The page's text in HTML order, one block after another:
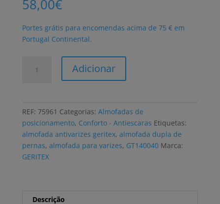
58,00€
Portes grátis para encomendas acima de 75 € em
Portugal Continental.
aloe
vera
poliester
Adicionar
REF: 75961 Categorias: Almofadas de
posicionamento, Conforto - Antiescaras Etiquetas:
almofada antivarizes geritex, almofada dupla de
pernas, almofada para varizes, GT140040 Marca:
GERITEX
Descrição